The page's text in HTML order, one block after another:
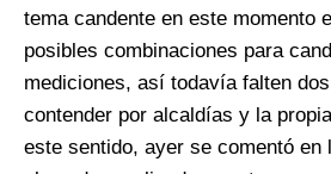
tema candente en este momento
posibles combinaciones para
mediciones, así todavía falten
contender por alcaldías y la
este sentido, ayer se comentó